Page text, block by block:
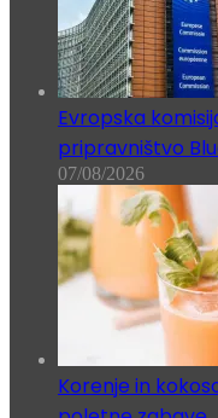
Evropska
pripravništvo
07/08/2026
Korenje in